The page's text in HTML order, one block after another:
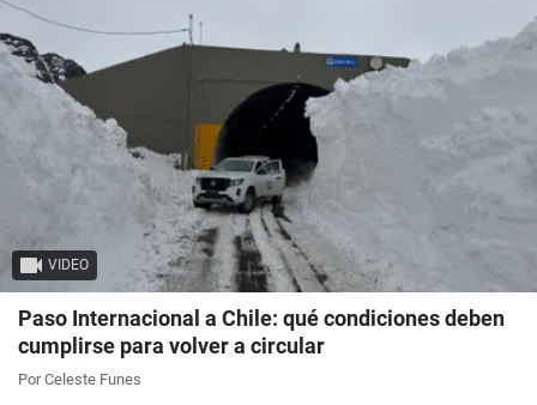
VIDEO
Paso Internacional a Chile: qué condiciones deben
cumplirse para volver a circular
Por Celeste Funes